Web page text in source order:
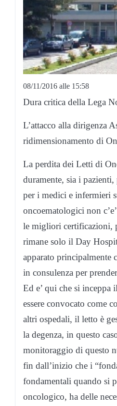
08/11/2016 alle 15:58
Dura critica della Lega
L’attacco alla dirigenza
ridimensionamento di
La perdita dei Letti di
duramente, sia i
per i medici e infermieri
oncoematologici non
le migliori certificazioni,
rimane solo il Day
apparato principalmente
in consulenza per
Ed e’ qui che si inceppa
essere convocato come
altri ospedali, il letto è
la degenza, in questo
monitoraggio di questo
fin dall’inizio che i
fondamentali quando si
oncologico, ha delle